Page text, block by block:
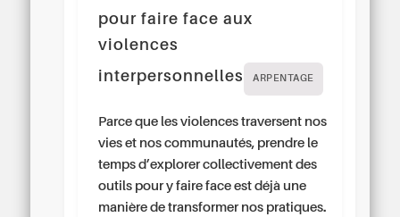
pour faire face aux
violences
interpersonnelles
ARPENTAGE
Parce que les violences traversent nos
vies et nos communautés, prendre le
temps d’explorer collectivement des
outils pour y faire face est déjà une
manière de transformer nos pratiques.